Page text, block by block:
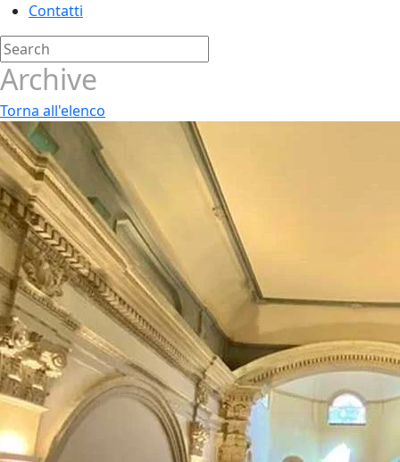
Contatti
Archive
Torna all'elenco